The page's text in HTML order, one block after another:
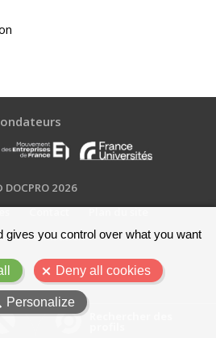
DOCPRO 2026
Contact
Plan du site
d'utilisation
gives you control over what you want
Deny all cookies
Personalize